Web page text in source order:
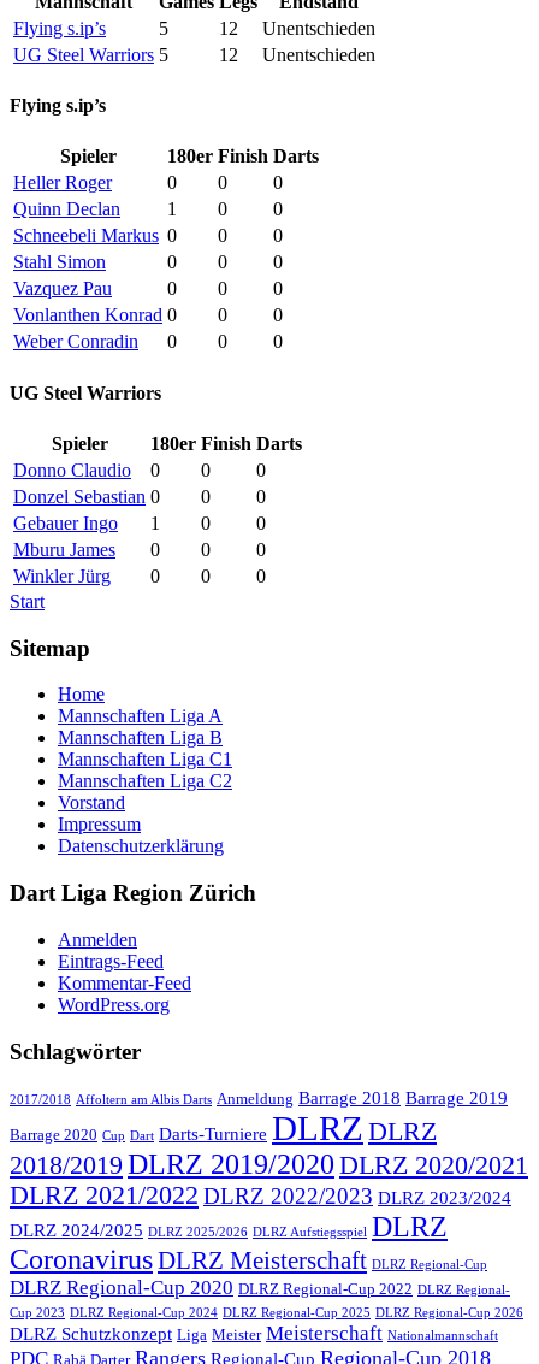
Flying s.ip’s
5 12
Unentschieden
UG Steel Warriors 5 12 Unentschieden
Flying s.ip’s
Spieler 180er Finish Darts
Heller Roger
0 0
0
Quinn Declan
1 0
0
Schneebeli Markus 0 0
0
Stahl Simon
0 0
0
Vazquez Pau
0 0
0
Vonlanthen Konrad 0 0
0
Weber Conradin
0 0 0
UG Steel Warriors
Spieler 180er Finish Darts
Donno Claudio
0 0
0
Donzel Sebastian 0 0
0
Gebauer Ingo
1 0
0
Mburu James
0 0
0
Winkler Jürg
0 0
0
Start
Sitemap
Home
Mannschaften Liga A
Mannschaften Liga B
Mannschaften Liga C1
Mannschaften Liga C2
Vorstand
Impressum
Datenschutzerklärung
Dart Liga Region Zürich
Anmelden
Eintrags-Feed
Kommentar-Feed
WordPress.org
Schlagwörter
2017/2018 Affoltern am Albis Darts Anmeldung Barrage 2018 Barrage 2019
Barrage 2020 Cup Dart Darts-Turniere DLRZ DLRZ
2018/2019 DLRZ 2019/2020 DLRZ 2020/2021
DLRZ 2021/2022 DLRZ 2022/2023 DLRZ 2023/2024
DLRZ 2024/2025 DLRZ 2025/2026 DLRZ Aufstiegsspiel DLRZ
CoronavirusDLRZ Meisterschaft DLRZ Regional-Cup
DLRZ Regional-Cup 2020 DLRZ Regional-Cup 2022 DLRZ Regional-
Cup 2023 DLRZ Regional-Cup 2024 DLRZ Regional-Cup 2025 DLRZ Regional-Cup 2026
DLRZ Schutzkonzept Liga Meister Meisterschaft Nationalmannschaft
PDC Rabä Darter Rangers Regional-Cup Regional-Cup 2018